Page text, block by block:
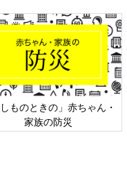
日本外来小児科学会リー
ト検討会